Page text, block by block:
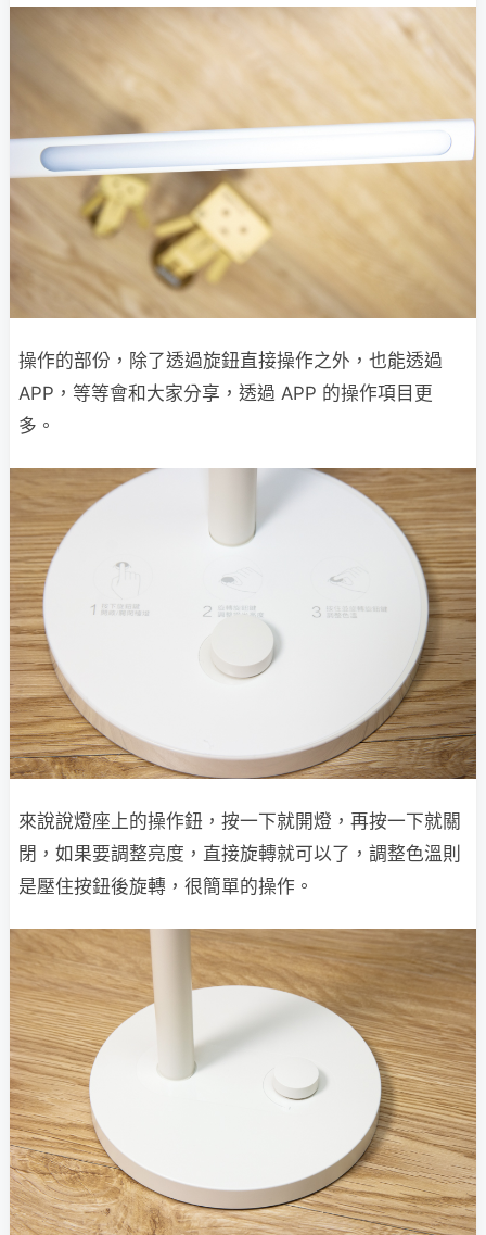
操作的部份，除了透過旋鈕直接操作之外，也能透過
APP，等等會和大家分享，透過 APP 的操作項目更
多。
來說說燈座上的操作鈕，按一下就開燈，再按一下就關
閉，如果要調整亮度，直接旋轉就可以了，調整色溫則
是壓住按鈕後旋轉，很簡單的操作。